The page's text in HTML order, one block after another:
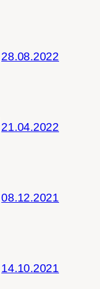
28.08.2022
21.04.2022
08.12.2021
14.10.2021